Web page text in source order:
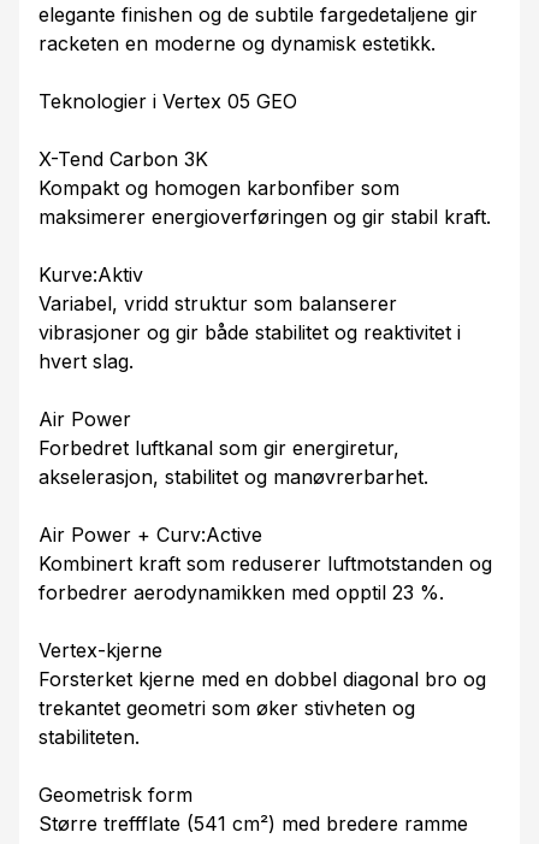
elegante finishen og de subtile fargedetaljene gir
racketen en moderne og dynamisk estetikk.
Teknologier i Vertex 05 GEO
X-Tend Carbon 3K
Kompakt og homogen karbonfiber som
maksimerer energioverføringen og gir stabil kraft.
Kurve:Aktiv
Variabel, vridd struktur som balanserer
vibrasjoner og gir både stabilitet og reaktivitet i
hvert slag.
Air Power
Forbedret luftkanal som gir energiretur,
akselerasjon, stabilitet og manøvrerbarhet.
Air Power + Curv:Active
Kombinert kraft som reduserer luftmotstanden og
forbedrer aerodynamikken med opptil 23 %.
Vertex-kjerne
Forsterket kjerne med en dobbel diagonal bro og
trekantet geometri som øker stivheten og
stabiliteten.
Geometrisk form
Større treffflate (541 cm²) med bredere ramme